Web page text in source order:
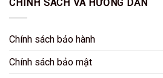
CHÍNH SÁCH VÀ HƯỚNG DẪN
Chính sách bảo hành
Chính sách bảo mật